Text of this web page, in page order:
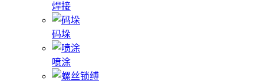
焊接
码垛
喷涂